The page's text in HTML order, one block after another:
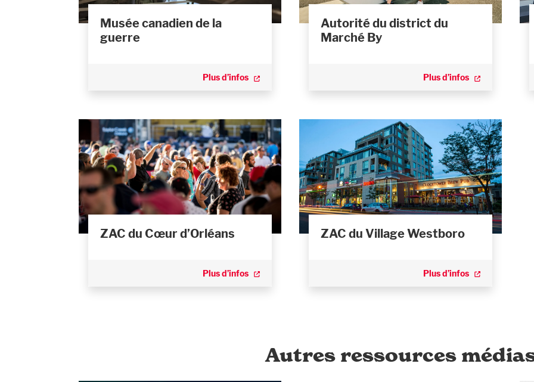
Musée canadien de la
guerre
Plus d’infos
Autorité du district du
Marché By
Plus d’infos
ZAC du Cœur d’Orléans
Plus d’infos
ZAC du Village Westboro
Plus d’infos
Autres ressources